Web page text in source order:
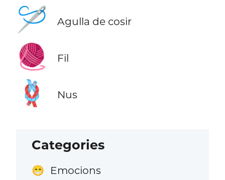
🪡 Agulla de cosir
🧶 Fil
🪢 Nus
Categories
😁 Emocions